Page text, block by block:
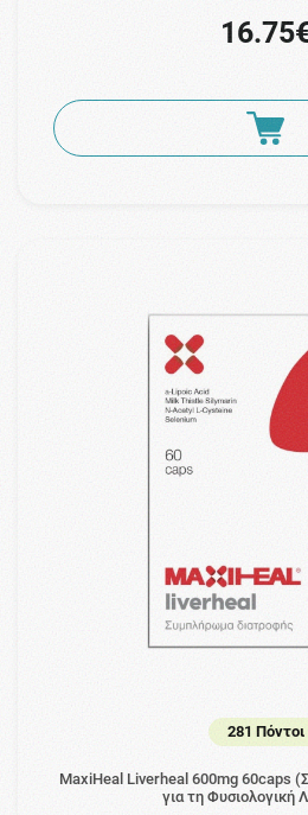
281 Πόντοι
MaxiHeal Liverheal 600mg 60caps
για τη Φυσιολογική